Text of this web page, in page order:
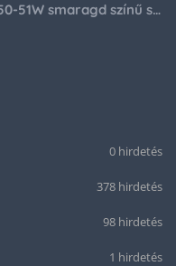
Citizen series 8 NB6050-51W smaragd színű számlappal
0 hirdetés
378 hirdetés
98 hirdetés
1 hirdetés